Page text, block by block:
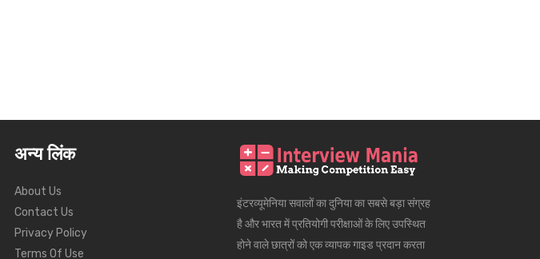
अन्य लिंक
About Us
Contact Us
Privacy Policy
Terms Of Use
इंटरव्यूमेनिया सवालों का दुनिया का सबसे बड़ा संग्रह
है और भारत में प्रतियोगी परीक्षाओं के लिए उपस्थित
होने वाले छात्रों को एक व्यापक गाइड प्रदान करता